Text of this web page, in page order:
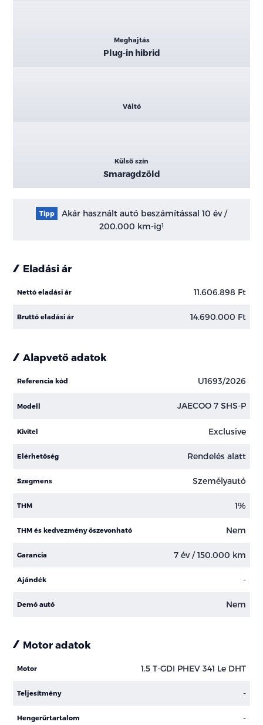
Meghajtás
Plug-in hibrid
Váltó
Külső szín
Smaragdzöld
Tipp
Akár használt autó beszámítással 10 év /
200.000 km-ig1
Eladási ár
Nettó eladási ár 11.606.898 Ft
Bruttó eladási ár 14.690.000 Ft
Alapvető adatok
Referencia kód U1693/2026
Modell JAECOO 7 SHS-P
Kivitel Exclusive
Elérhetőség Rendelés alatt
Szegmens Személyautó
THM 1%
THM és kedvezmény öszevonható Nem
Garancia 7 év / 150.000 km
Ajándék -
Demó autó Nem
Motor adatok
Motor 1.5 T-GDI PHEV 341 Le DHT
Teljesítmény -
Hengerűrtartalom -